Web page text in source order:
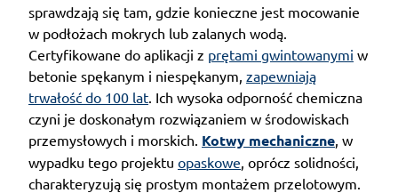
sprawdzają się tam, gdzie konieczne jest mocowanie
w podłożach mokrych lub zalanych wodą.
Certyfikowane do aplikacji z prętami gwintowanymi w
betonie spękanym i niespękanym, zapewniają
trwałość do 100 lat . Ich wysoka odporność chemiczna
czyni je doskonałym rozwiązaniem w środowiskach
przemysłowych i morskich. Kotwy mechaniczne , w
wypadku tego projektu opaskowe , oprócz solidności,
charakteryzują się prostym montażem przelotowym.